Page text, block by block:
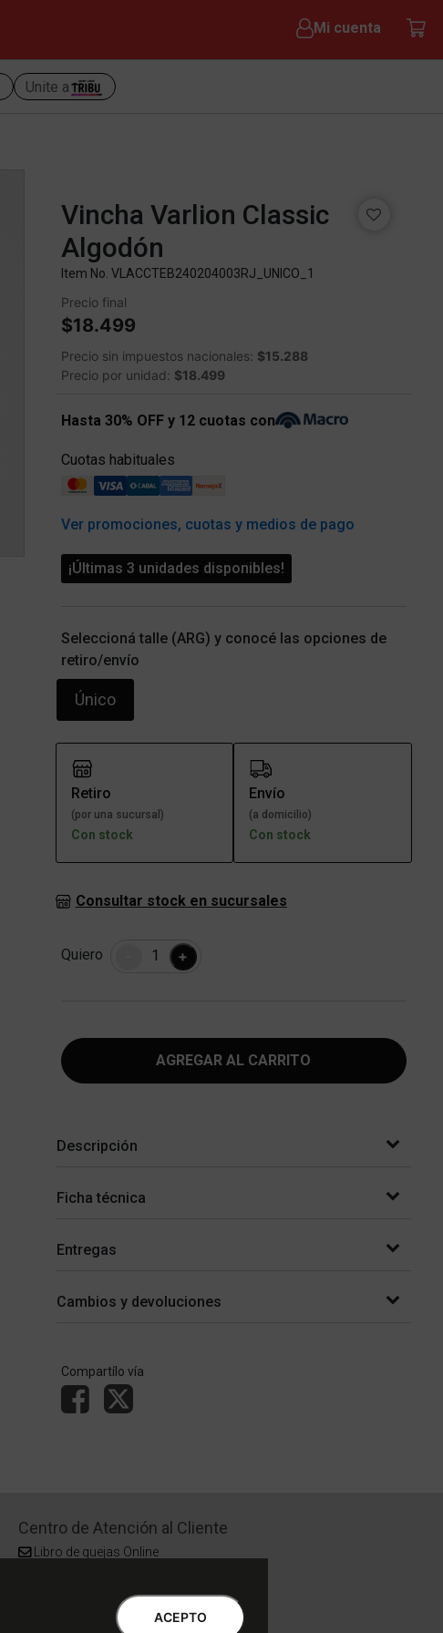
Mi cuenta
Unite a
Vincha Varlion Classic
Algodón
Item No. VLACCTEB240204003RJ_UNICO_1
Precio final
$18.499
Precio sin impuestos nacionales: $15.288
Precio por unidad: $18.499
Hasta 30% OFF y 12 cuotas con
Cuotas habituales
Ver promociones, cuotas y medios de pago
¡Últimas 3 unidades disponibles!
Seleccioná talle (ARG) y conocé las opciones de
retiro/envío
Único
Retiro
(por una sucursal)
Con stock
Envío
(a domicilio)
Con stock
Consultar stock en sucursales
Quiero Cantidad +
AGREGAR AL CARRITO
Descripción
Ficha técnica
Entregas
Cambios y devoluciones
Compartílo vía
Centro de Atención al Cliente
Libro de quejas Online
0810-888-3398 | Lu a Vi 9 a 18 | Sa 9 a 17
ACEPTO